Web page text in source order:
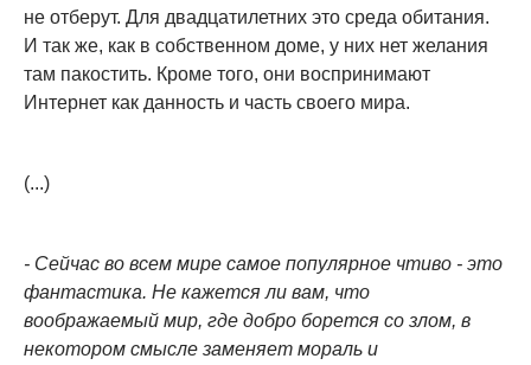
не отберут. Для двадцатилетних это среда обитания.
И так же, как в собственном доме, у них нет желания
там пакостить. Кроме того, они воспринимают
Интернет как данность и часть своего мира.
(...)
- Сейчас во всем мире самое популярное чтиво - это
фантастика. Не кажется ли вам, что
воображаемый мир, где добро борется со злом, в
некотором смысле заменяет мораль и